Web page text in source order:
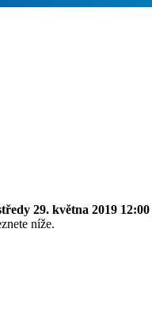
29. května 2019 12:00
níže.